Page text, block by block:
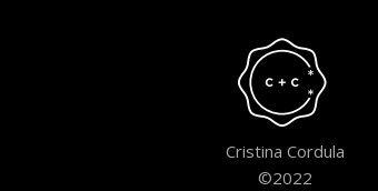
Cristina Cordula
©2022